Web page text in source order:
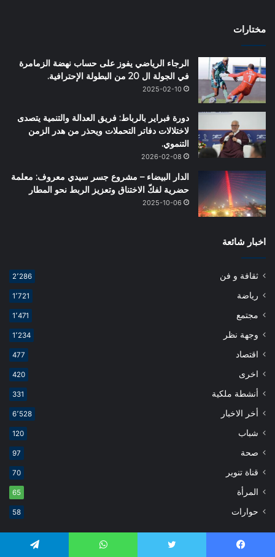
مختارات
الرجاء الرياضي يفوز على حساب نهضة الزمامرة
في الجولة ال 20 من البطولة الإحترافية.
2025-02-10
دورة فبراير بالرباط: فريق العدالة والتنمية يتصدى
لاختلالات دفاتر التحملات ويحذر من هدر الزمن
التنموي.
2026-02-08
الدار البيضاء – مشروع جسر سيدي معروف: معلمة
حضرية لفكّ الاختناق وتعزيز الربط نحو المطار
2025-10-06
اخبار شائعة
ثقافة و فن 2٬286
رياضة 1٬721
مجتمع 1٬471
وجهة نظر 1٬234
اقتصاد 477
اخرى 420
أنشطة ملكية 331
أخر الاخبار 6٬528
شباب 120
صحة 97
قناة تنوير 70
المرأة 65
حوارات 58
أخبار وطنية